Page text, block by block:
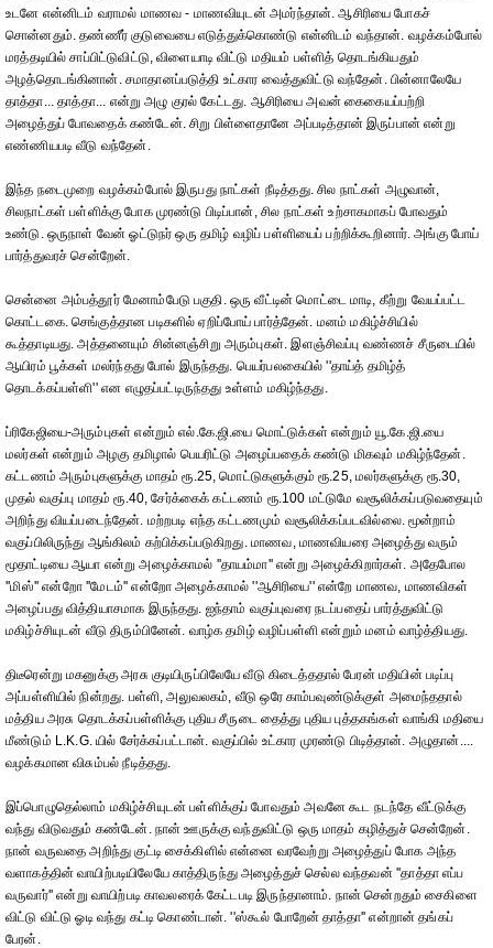
உடனே என்னிடம் வராமல் மாணவ - மாணவியுடன் அமர்ந்தான். ஆசிரியை போகச்
சொன்னதும். தண்ணீர் குடுவையை எடுத்துக்கொண்டு என்னிடம் வந்தான். வழக்கம்போல்
மரத்தடியில் சாப்பிட்டுவிட்டு, விளையாடி விட்டு மதியம் பள்ளித் தொடங்கியதும்
அழத்தொடங்கினான். சமாதானப்படுத்தி உட்கார வைத்துவிட்டு வந்தேன். பின்னாலேயே
தாத்தா... தாத்தா... என்று அழு குரல் கேட்டது. ஆசிரியை அவன் கைகையப்பற்றி
அழைத்துப் போவதைக் கண்டேன். சிறு பிள்ளைதானே அப்படித்தான் இருப்பான் என்று
எண்ணியபடி வீடு வந்தேன்.
இந்த நடைமுறை வழக்கம்போல் இருபது நாட்கள் நீடித்தது. சில நாட்கள் அழுவான்,
சிலநாட்கள் பள்ளிக்கு போக முரண்டு பிடிப்பான், சில நாட்கள் உற்சாகமாகப் போவதும்
உண்டு. ஒருநாள் வேன் ஓட்டுநர் ஒரு தமிழ் வழிப் பள்ளியைப் பற்றிக்கூறினார். அங்கு போய்
பார்த்துவரச் சென்றேன்.
சென்னை அம்பத்தூர் மேனாம்பேடு பகுதி. ஒரு வீட்டின் மொட்டை மாடி, கீற்று வேயப்பட்ட
கொட்டகை. செங்குத்தான படிகளில் ஏறிப்போய் பார்த்தேன். மனம் மகிழ்ச்சியில்
கூத்தாடியது. அத்தனையும் சின்னஞ்சிறு அரும்புகள். இளஞ்சிவப்பு வண்ணச் சீருடையில்
ஆயிரம் பூக்கள் மலர்ந்தது போல் இருந்தது. பெயர்பலகையில் ''தாய்த் தமிழ்த்
தொடக்கப்பள்ளி'' என எழுதப்பட்டிருந்தது உள்ளம் மகிழ்ந்தது.
ப்ரிகேஜியை-அரும்புகள் என்றும் எல்.கே.ஜி.யை மொட்டுக்கள் என்றும் யூ.கே.ஜி.யை
மலர்கள் என்றும் அழகு தமிழால் பெயரிட்டு அழைப்பதைக் கண்டு மிகவும் மகிழ்ந்தேன்.
கட்டணம் அரும்புகளுக்கு மாதம் ரூ.25, மொட்டுகளுக்கும் ரூ.25, மலர்களுக்கு ரூ.30,
முதல் வகுப்பு மாதம் ரூ.40, சேர்க்கைக் கட்டணம் ரூ.100 மட்டுமே வசூலிக்கப்படுவதையும்
அறிந்து வியப்படைந்தேன். மற்றபடி எந்த கட்டணமும் வசூலிக்கப்படவில்லை. மூன்றாம்
வகுப்பிலிருந்து ஆங்கிலம் கற்பிக்கப்படுகிறது. மாணவ, மாணவியரை அழைத்து வரும்
மூதாட்டியை ஆயா என்று அழைக்காமல் ''தாயம்மா'' என்று அழைக்கிறார்கள். அதேபோல
''மிஸ்'' என்றோ ''மேடம்'' என்றோ அழைக்காமல் ''ஆசிரியை'' என்றே மாணவ, மாணவிகள்
அழைப்பது வித்தியாசமாக இருந்தது. ஐந்தாம் வகுப்புவரை நடப்பதைப் பார்த்துவிட்டு
மகிழ்ச்சியுடன் வீடு திரும்பினேன். வாழ்க தமிழ் வழிப்பள்ளி என்றும் மனம் வாழ்த்தியது.
திடீரென்று மகனுக்கு அரசு குடியிருப்பிலேயே வீடு கிடைத்ததால் பேரன் மதியின் படிப்பு
அப்பள்ளியில் நின்றது. பள்ளி, அலுவலகம், வீடு ஒரே காம்பவுண்டுக்குள் அமைந்ததால்
மத்திய அரசு தொடக்கப்பள்ளிக்கு புதிய சீருடை தைத்து புதிய புத்தகங்கள் வாங்கி மதியை
மீண்டும் L.K.G. யில் சேர்க்கப்பட்டான். வகுப்பில் உட்கார முரண்டு பிடித்தான். அழுதான்....
வழக்கமான விசும்பல் நீடித்தது.
இப்பொழுதெல்லாம் மகிழ்ச்சியுடன் பள்ளிக்குப் போவதும் அவனே கூட நடந்தே வீட்டுக்கு
வந்து விடுவதும் கண்டேன். நான் ஊருக்கு வந்துவிட்டு ஒரு மாதம் கழித்துச் சென்றேன்.
நான் வருவதை அறிந்து குட்டி சைக்கிளில் என்னை வரவேற்று அழைத்துப் போக அந்த
வளாகத்தின் வாயிற்படியிலேயே காத்திருந்து அழைத்துச் செல்ல வந்தவன் ''தாத்தா எப்ப
வருவார்'' என்று வாயிற்படி காவலரைக் கேட்டபடி இருந்தானாம். நான் சென்றதும் சைகிளை
விட்டு விட்டு ஓடி வந்து கட்டி கொண்டான். ''ஸ்கூல் போறேன் தாத்தா'' என்றான் தங்கப்
பேரன்.